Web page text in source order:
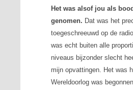
Het was alsof jou als
genomen. Dat was het
toegeschreeuwd op de
was echt buiten alle
niveaus bijzonder slecht
mijn opvattingen. Het was
Wereldoorlog was